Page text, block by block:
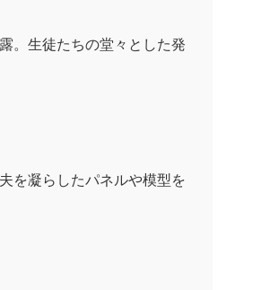
。生徒たちの堂々とした発
を凝らしたパネルや模型を